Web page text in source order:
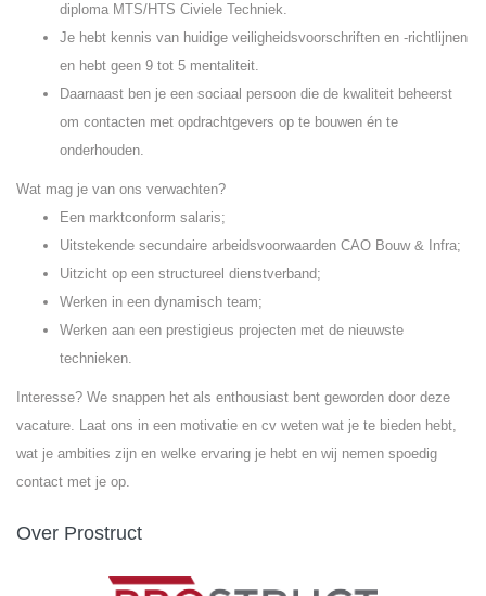
diploma MTS/HTS Civiele Techniek.
Je hebt kennis van huidige veiligheidsvoorschriften en -richtlijnen
en hebt geen 9 tot 5 mentaliteit.
Daarnaast ben je een sociaal persoon die de kwaliteit beheerst
om contacten met opdrachtgevers op te bouwen én te
onderhouden.
Wat mag je van ons verwachten?
Een marktconform salaris;
Uitstekende secundaire arbeidsvoorwaarden CAO Bouw & Infra;
Uitzicht op een structureel dienstverband;
Werken in een dynamisch team;
Werken aan een prestigieus projecten met de nieuwste
technieken.
Interesse? We snappen het als enthousiast bent geworden door deze
vacature. Laat ons in een motivatie en cv weten wat je te bieden hebt,
wat je ambities zijn en welke ervaring je hebt en wij nemen spoedig
contact met je op.
Over Prostruct